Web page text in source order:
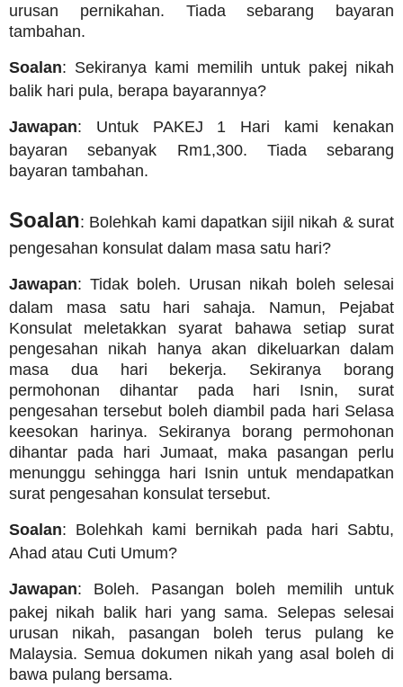
urusan pernikahan. Tiada sebarang bayaran
tambahan.
Soalan: Sekiranya kami memilih untuk pakej nikah
balik hari pula, berapa bayarannya?
Jawapan: Untuk PAKEJ 1 Hari kami kenakan
bayaran sebanyak Rm1,300. Tiada sebarang
bayaran tambahan.
Soalan: Bolehkah kami dapatkan sijil nikah & surat
pengesahan konsulat dalam masa satu hari?
Jawapan: Tidak boleh. Urusan nikah boleh selesai
dalam masa satu hari sahaja. Namun, Pejabat
Konsulat meletakkan syarat bahawa setiap surat
pengesahan nikah hanya akan dikeluarkan dalam
masa dua hari bekerja. Sekiranya borang
permohonan dihantar pada hari Isnin, surat
pengesahan tersebut boleh diambil pada hari Selasa
keesokan harinya. Sekiranya borang permohonan
dihantar pada hari Jumaat, maka pasangan perlu
menunggu sehingga hari Isnin untuk mendapatkan
surat pengesahan konsulat tersebut.
Soalan: Bolehkah kami bernikah pada hari Sabtu,
Ahad atau Cuti Umum?
Jawapan: Boleh. Pasangan boleh memilih untuk
pakej nikah balik hari yang sama. Selepas selesai
urusan nikah, pasangan boleh terus pulang ke
Malaysia. Semua dokumen nikah yang asal boleh di
bawa pulang bersama.